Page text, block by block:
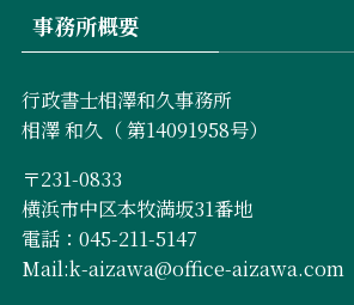
事務所概要
行政書士相澤和久事務所
相澤 和久（ 第14091958号）
〒231-0833
横浜市中区本牧満坂31番地
電話：045-211-5147
Mail:k-aizawa@office-aizawa.com